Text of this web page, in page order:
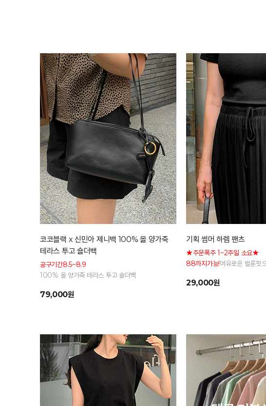
코코블랙 x 신민아 제니백 100% 올 양가죽
테라스 투고 숄더백
공구기간8.5~8.9
100% 올 양가죽 테라스 투고 숄더백
79,000원
기획 썸머 하렘 팬츠
★주문폭주 1~2주일 소요★
88까지가능!여유로운 벌룬핏으로 자연스
29,000원